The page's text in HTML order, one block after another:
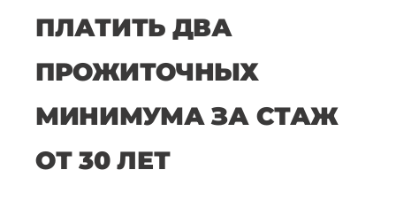
ПЛАТИТЬ ДВА
ПРОЖИТОЧНЫХ
МИНИМУМА ЗА СТАЖ
ОТ 30 ЛЕТ